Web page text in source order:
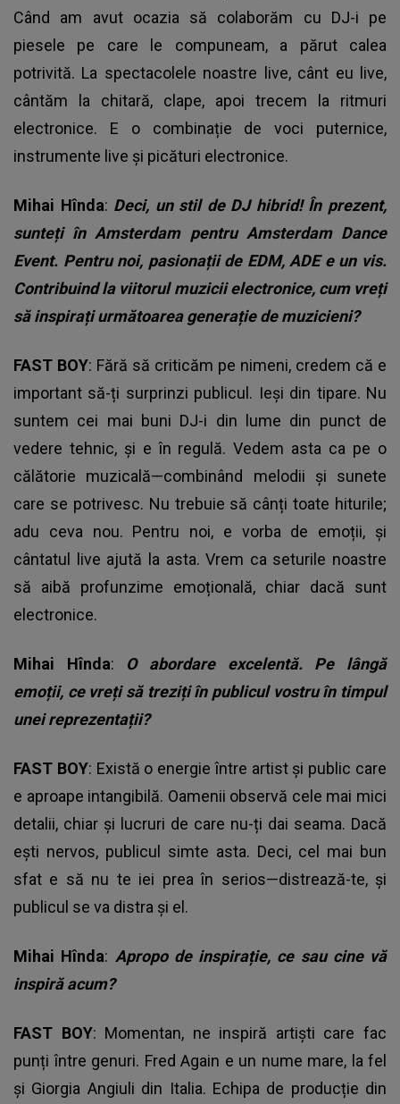
Când am avut ocazia să colaborăm cu DJ-i pe
piesele pe care le compuneam, a părut calea
potrivită. La spectacolele noastre live, cânt eu live,
cântăm la chitară, clape, apoi trecem la ritmuri
electronice. E o combinație de voci puternice,
instrumente live și picături electronice.
Mihai Hînda: Deci, un stil de DJ hibrid! În prezent,
sunteți în Amsterdam pentru Amsterdam Dance
Event. Pentru noi, pasionații de EDM, ADE e un vis.
Contribuind la viitorul muzicii electronice, cum vreți
să inspirați următoarea generație de muzicieni?
FAST BOY: Fără să criticăm pe nimeni, credem că e
important să-ți surprinzi publicul. Ieși din tipare. Nu
suntem cei mai buni DJ-i din lume din punct de
vedere tehnic, și e în regulă. Vedem asta ca pe o
călătorie muzicală—combinând melodii și sunete
care se potrivesc. Nu trebuie să cânți toate hiturile;
adu ceva nou. Pentru noi, e vorba de emoții, și
cântatul live ajută la asta. Vrem ca seturile noastre
să aibă profunzime emoțională, chiar dacă sunt
electronice.
Mihai Hînda: O abordare excelentă. Pe lângă
emoții, ce vreți să treziți în publicul vostru în timpul
unei reprezentații?
FAST BOY: Există o energie între artist și public care
e aproape intangibilă. Oamenii observă cele mai mici
detalii, chiar și lucruri de care nu-ți dai seama. Dacă
ești nervos, publicul simte asta. Deci, cel mai bun
sfat e să nu te iei prea în serios—distrează-te, și
publicul se va distra și el.
Mihai Hînda: Apropo de inspirație, ce sau cine vă
inspiră acum?
FAST BOY: Momentan, ne inspiră artiști care fac
punți între genuri. Fred Again e un nume mare, la fel
și Giorgia Angiuli din Italia. Echipa de producție din